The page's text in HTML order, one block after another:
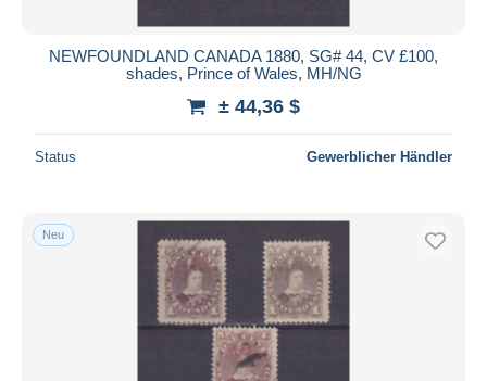
NEWFOUNDLAND CANADA 1880, SG# 44, CV £100,
shades, Prince of Wales, MH/NG
± 44,36 $
Status Gewerblicher Händler
Neu